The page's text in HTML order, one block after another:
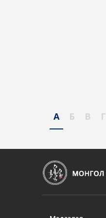
А Б В Г